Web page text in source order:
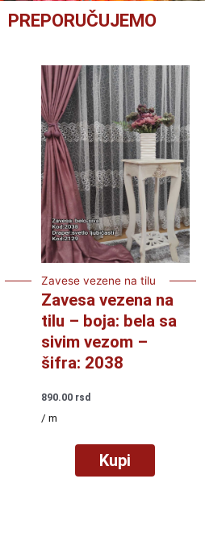
PREPORUČUJEMO
Zavese vezene na tilu
Zavesa vezena na
tilu – boja: bela sa
sivim vezom –
šifra: 2038
890.00 rsd
/ m
Kupi